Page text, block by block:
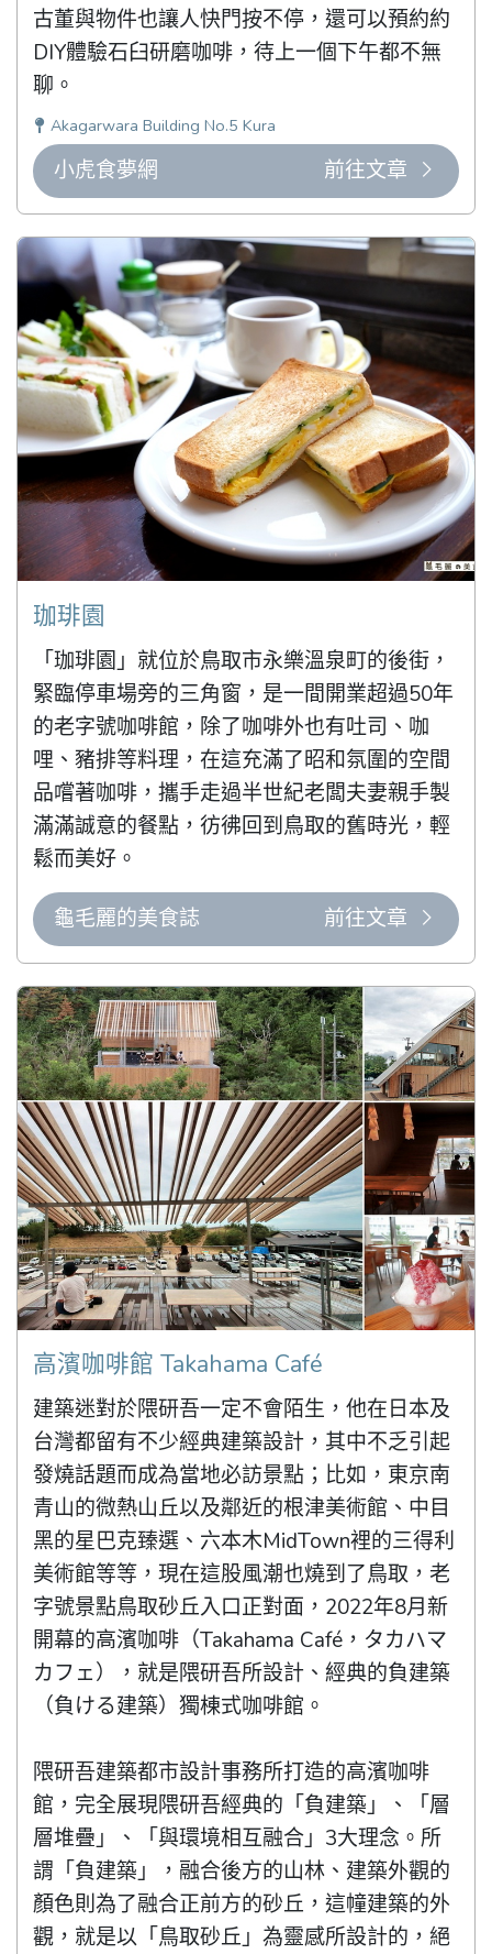
古董與物件也讓人快門按不停，還可以預約約
DIY體驗石臼研磨咖啡，待上一個下午都不無
聊。
Akagarwara Building No.5 Kura
小虎食夢網 前往文章
珈琲園
「珈琲園」就位於鳥取市永樂溫泉町的後街，
緊臨停車場旁的三角窗，是一間開業超過50年
的老字號咖啡館，除了咖啡外也有吐司、咖
哩、豬排等料理，在這充滿了昭和氛圍的空間
品嚐著咖啡，攜手走過半世紀老闆夫妻親手製
滿滿誠意的餐點，彷彿回到鳥取的舊時光，輕
鬆而美好。
龜毛麗的美食誌 前往文章
高濱咖啡館 Takahama Café
建築迷對於隈研吾一定不會陌生，他在日本及
台灣都留有不少經典建築設計，其中不乏引起
發燒話題而成為當地必訪景點；比如，東京南
青山的微熱山丘以及鄰近的根津美術館、中目
黑的星巴克臻選、六本木MidTown裡的三得利
美術館等等，現在這股風潮也燒到了鳥取，老
字號景點鳥取砂丘入口正對面，2022年8月新
開幕的高濱咖啡（Takahama Café，タカハマ
カフェ），就是隈研吾所設計、經典的負建築
（負ける建築）獨棟式咖啡館。
隈研吾建築都市設計事務所打造的高濱咖啡
館，完全展現隈研吾經典的「負建築」、「層
層堆疊」、「與環境相互融合」3大理念。所
謂「負建築」，融合後方的山林、建築外觀的
顏色則為了融合正前方的砂丘，這幢建築的外
觀，就是以「鳥取砂丘」為靈感所設計的，絕